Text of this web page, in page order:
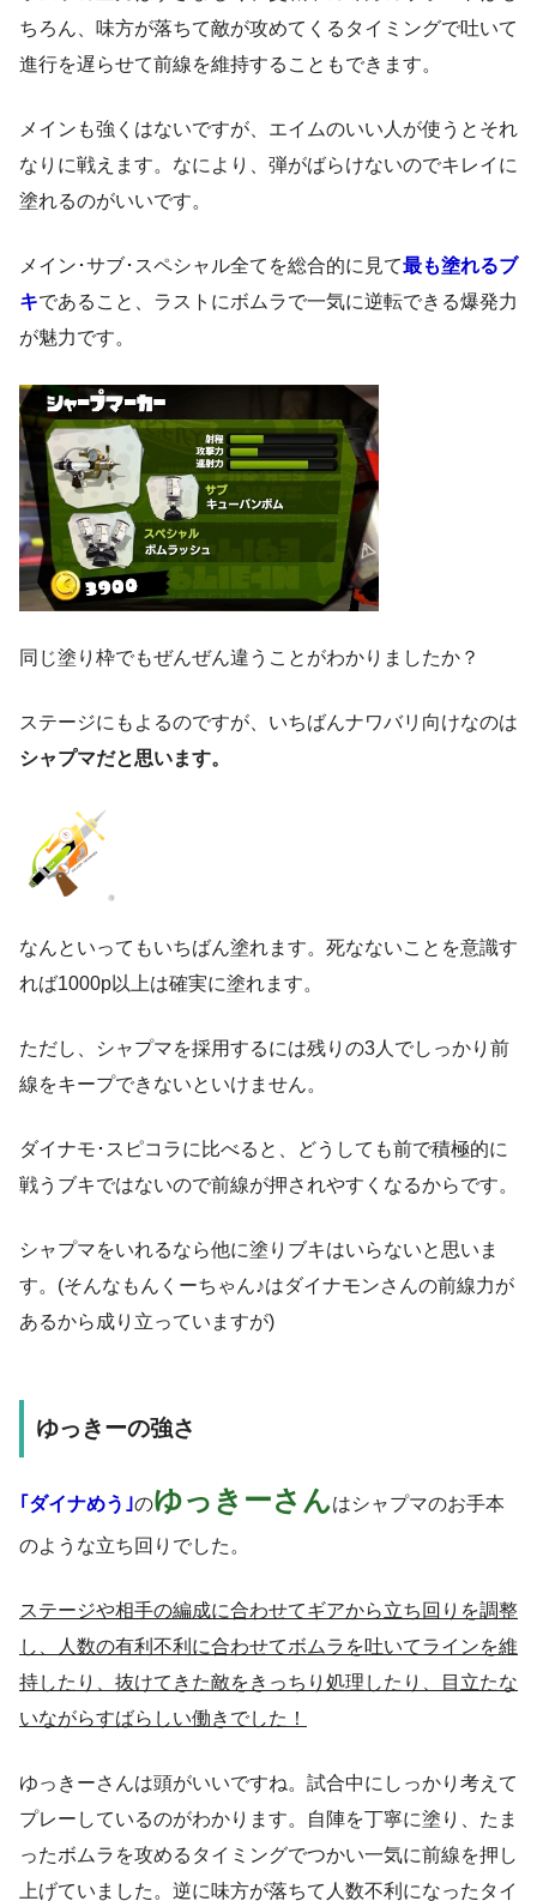
ちろん、味方が落ちて敵が攻めてくるタイミングで吐いて
進行を遅らせて前線を維持することもできます。
メインも強くはないですが、エイムのいい人が使うとそれ
なりに戦えます。なにより、弾がばらけないのでキレイに
塗れるのがいいです。
メイン･サブ･スペシャル全てを総合的に見て最も塗れるブ
キであること、ラストにボムラで一気に逆転できる爆発力
が魅力です。
同じ塗り枠でもぜんぜん違うことがわかりましたか？
ステージにもよるのですが、いちばんナワバリ向けなのは
シャプマだと思います。
なんといってもいちばん塗れます。死なないことを意識す
れば1000p以上は確実に塗れます。
ただし、シャプマを採用するには残りの3人でしっかり前
線をキープできないといけません。
ダイナモ･スピコラに比べると、どうしても前で積極的に
戦うブキではないので前線が押されやすくなるからです。
シャプマをいれるなら他に塗りブキはいらないと思いま
す。(そんなもんくーちゃん♪はダイナモンさんの前線力が
あるから成り立っていますが)
ゆっきーの強さ
｢ダイナめう｣のゆっきーさんはシャプマのお手本
のような立ち回りでした。
ステージや相手の編成に合わせてギアから立ち回りを調整
し、人数の有利不利に合わせてボムラを吐いてラインを維
持したり、抜けてきた敵をきっちり処理したり、目立たな
いながらすばらしい働きでした！
ゆっきーさんは頭がいいですね。試合中にしっかり考えて
プレーしているのがわかります。自陣を丁寧に塗り、たま
ったボムラを攻めるタイミングでつかい一気に前線を押し
上げていました。逆に味方が落ちて人数不利になったタイ